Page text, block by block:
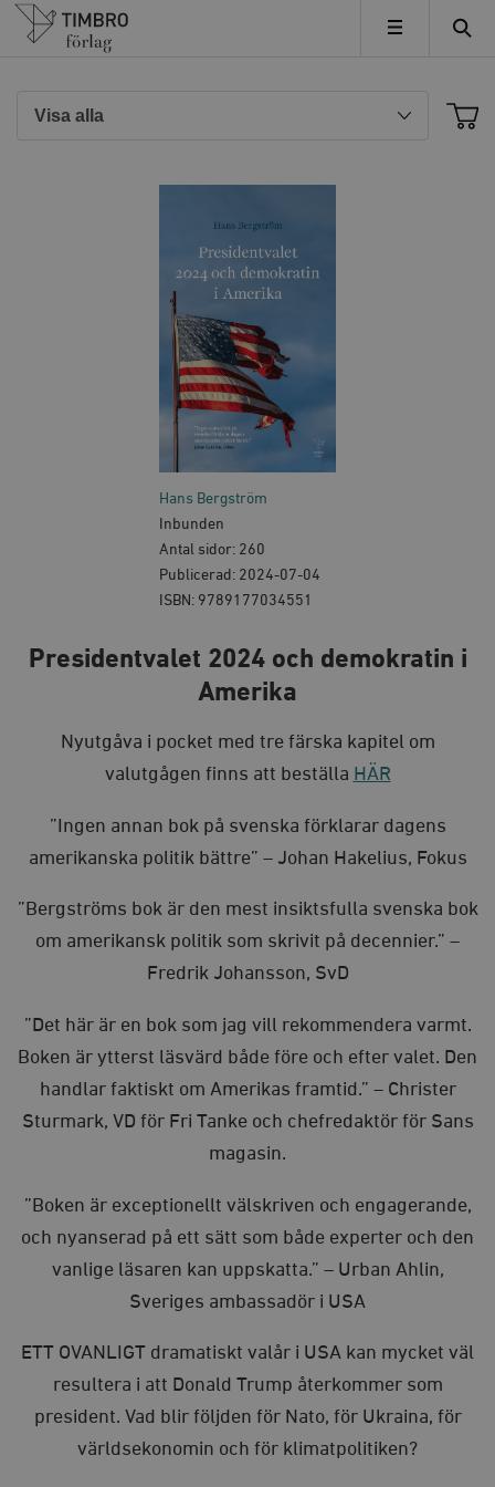
Timbro
MENY
Hans Bergström
Inbunden
Antal sidor: 260
Publicerad: 2024-07-04
ISBN: 9789177034551
Presidentvalet 2024 och demokratin i
Amerika
Nyutgåva i pocket med tre färska kapitel om
valutgågen finns att beställa HÄR
”Ingen annan bok på svenska förklarar dagens
amerikanska politik bättre” – Johan Hakelius, Fokus
”Bergströms bok är den mest insiktsfulla svenska bok
om amerikansk politik som skrivit på decennier.” –
Fredrik Johansson, SvD
”Det här är en bok som jag vill rekommendera varmt.
Boken är ytterst läsvärd både före och efter valet. Den
handlar faktiskt om Amerikas framtid.” – Christer
Sturmark, VD för Fri Tanke och chefredaktör för Sans
magasin.
”Boken är exceptionellt välskriven och engagerande,
och nyanserad på ett sätt som både experter och den
vanlige läsaren kan uppskatta.” – Urban Ahlin,
Sveriges ambassadör i USA
ETT OVANLIGT dramatiskt valår i USA kan mycket väl
resultera i att Donald Trump återkommer som
president. Vad blir följden för Nato, för Ukraina, för
världsekonomin och för klimatpolitiken?